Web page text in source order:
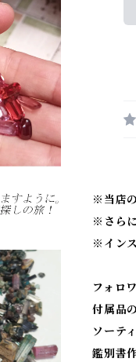
※当店
※ さら
※ イン
フォロ
付属品
ソーテ
鑑別書